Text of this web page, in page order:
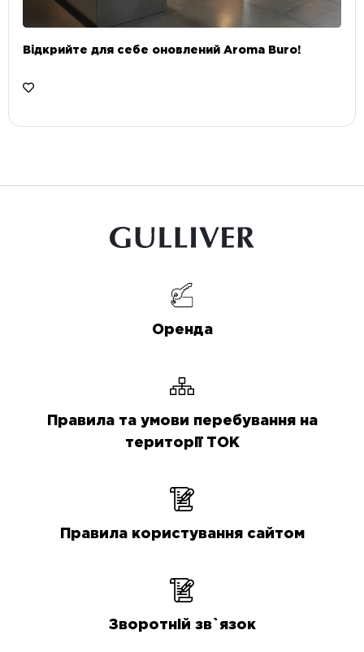
Відкрийте для себе оновлений Aroma Buro! ⠀
Оренда
Правила та умови перебування на
території ТОК
Правила користування сайтом
Зворотній зв`язок